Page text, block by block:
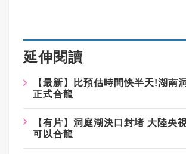
延伸閱讀
【最新】比預估時間快半天!湖南
正式合龍
【有片】洞庭湖決口封堵 大陸央
可以合龍